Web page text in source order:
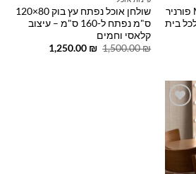
שולחן אוכל נפתח ענק MDF פורניר
בית
שולחן אוכל נפתח עץ בוק 80×120
ס"מ נפתח ל-160 ס"מ – עיצוב
קלאסי וחמים
1,500.00₪
המחיר
1,250.00 ₪
המחיר